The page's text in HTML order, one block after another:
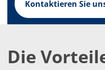
News Ausbildung & Studium
RENA als Arbeitgeber
Bewerben bei RENA
Kontaktformular Lieferant
Kontaktformular
Kontaktieren Sie
Die